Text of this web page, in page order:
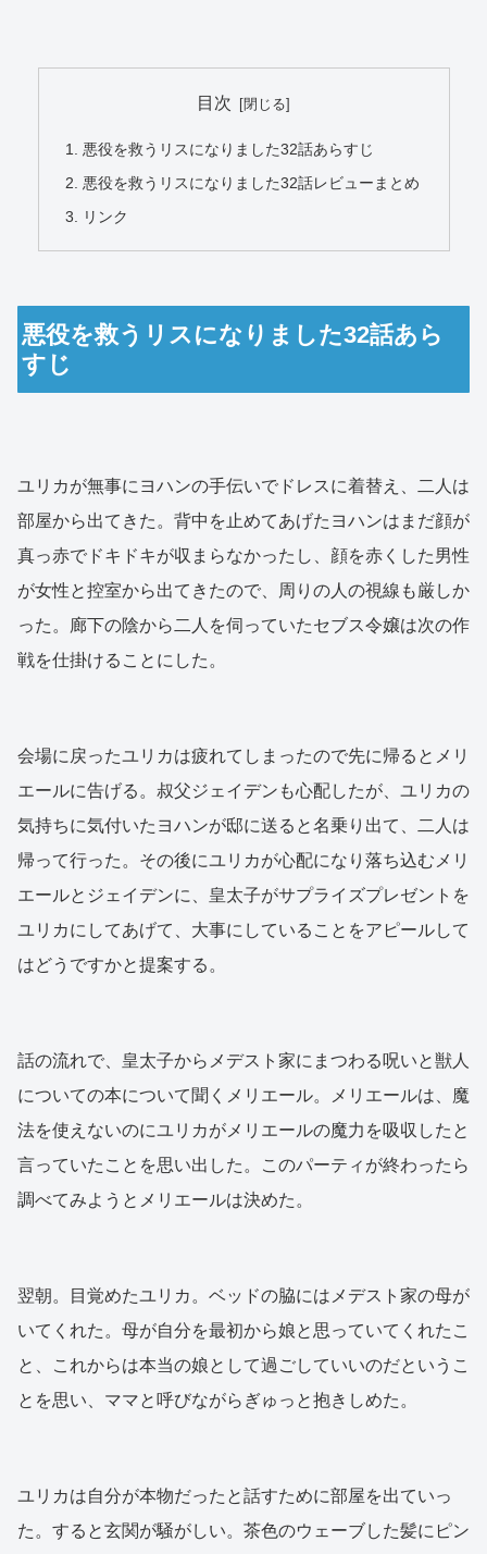
目次
悪役を救うリスになりました32話あらすじ
悪役を救うリスになりました32話レビューまとめ
リンク
悪役を救うリスになりました32話あら
すじ
ユリカが無事にヨハンの手伝いでドレスに着替え、二人は
部屋から出てきた。背中を止めてあげたヨハンはまだ顔が
真っ赤でドキドキが収まらなかったし、顔を赤くした男性
が女性と控室から出てきたので、周りの人の視線も厳しか
った。廊下の陰から二人を伺っていたセブス令嬢は次の作
戦を仕掛けることにした。
会場に戻ったユリカは疲れてしまったので先に帰るとメリ
エールに告げる。叔父ジェイデンも心配したが、ユリカの
気持ちに気付いたヨハンが邸に送ると名乗り出て、二人は
帰って行った。その後にユリカが心配になり落ち込むメリ
エールとジェイデンに、皇太子がサプライズプレゼントを
ユリカにしてあげて、大事にしていることをアピールして
はどうですかと提案する。
話の流れで、皇太子からメデスト家にまつわる呪いと獣人
についての本について聞くメリエール。メリエールは、魔
法を使えないのにユリカがメリエールの魔力を吸収したと
言っていたことを思い出した。このパーティが終わったら
調べてみようとメリエールは決めた。
翌朝。目覚めたユリカ。ベッドの脇にはメデスト家の母が
いてくれた。母が自分を最初から娘と思っていてくれたこ
と、これからは本当の娘として過ごしていいのだというこ
とを思い、ママと呼びながらぎゅっと抱きしめた。
ユリカは自分が本物だったと話すために部屋を出ていっ
た。すると玄関が騒がしい。茶色のウェーブした髪にピン